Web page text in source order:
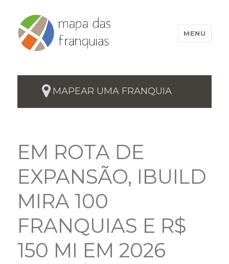
MENU
MAPEAR UMA FRANQUIA
EM ROTA DE
EXPANSÃO, IBUILD
MIRA 100
FRANQUIAS E R$
150 MI EM 2026